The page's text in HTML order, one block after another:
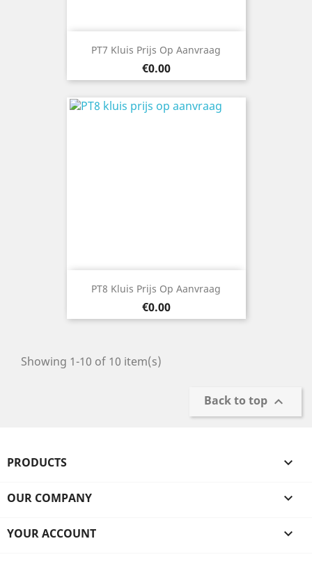
PT7 Kluis Prijs Op Aanvraag
Price
€0.00
PT8 Kluis Prijs Op Aanvraag
Price
€0.00
Showing 1-10 of 10 item(s)
Back to top 
PRODUCTS 
OUR COMPANY 
YOUR ACCOUNT 